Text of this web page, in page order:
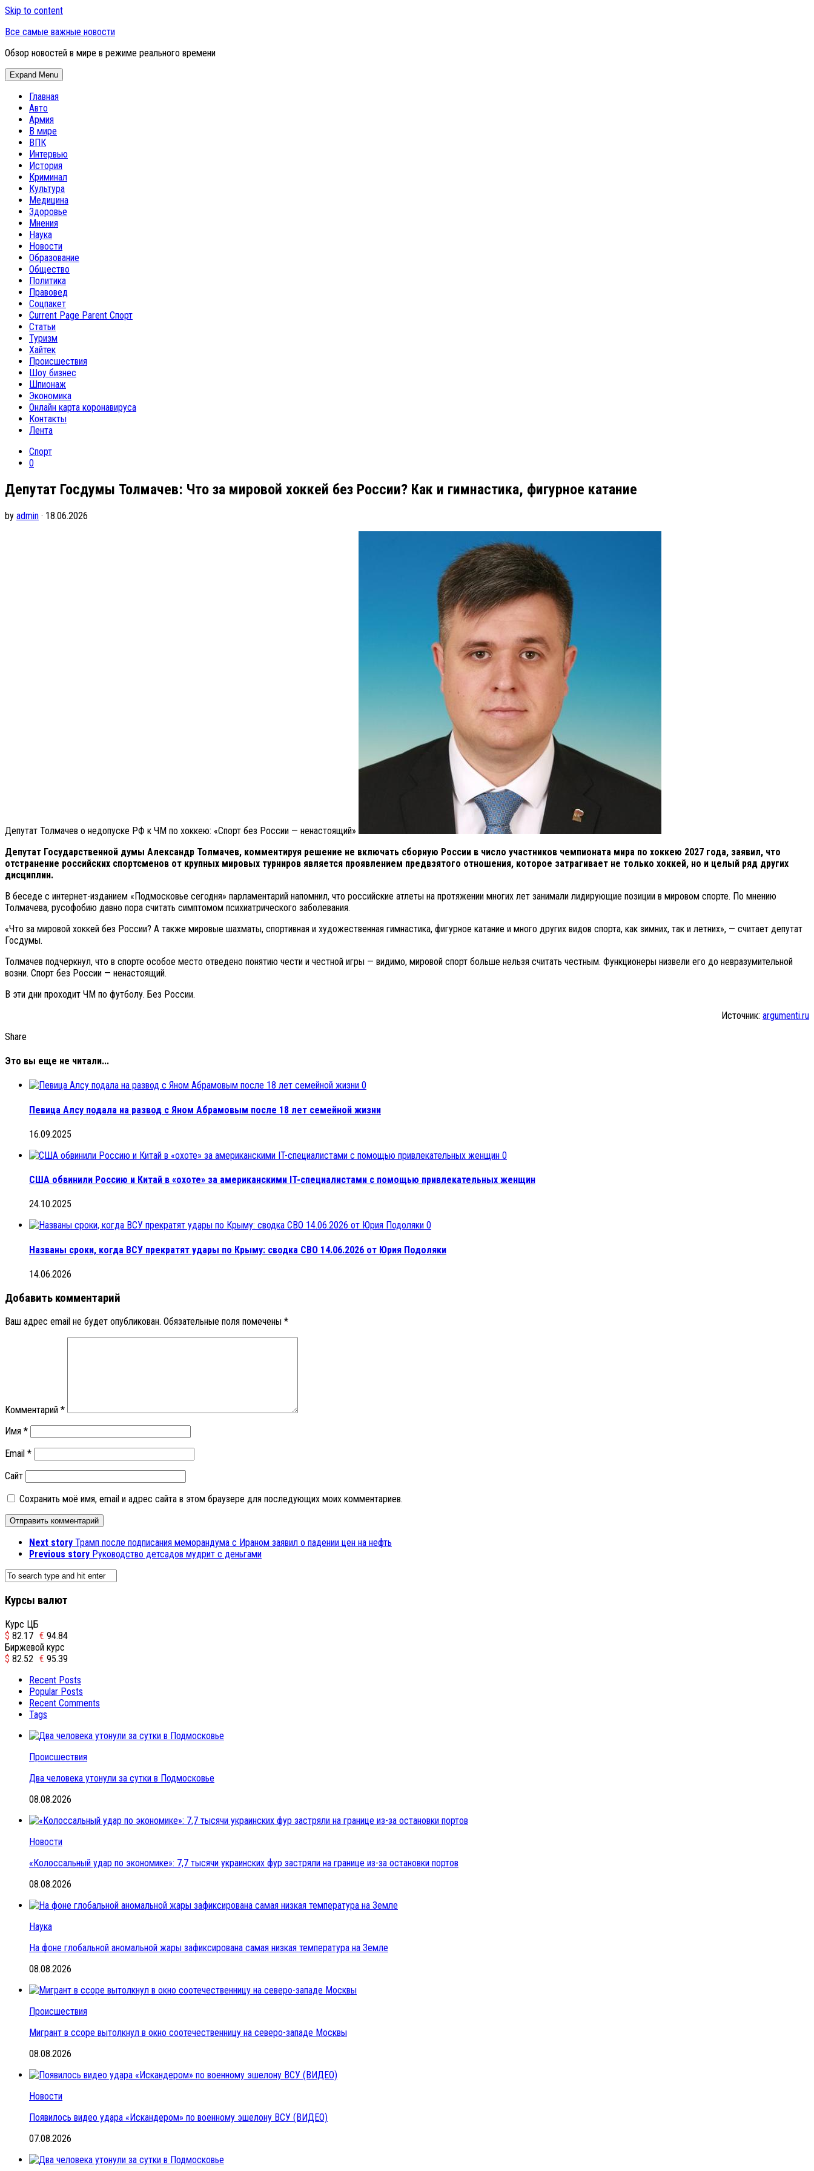
Skip to content
Все самые важные новости
Обзор новостей в мире в режиме реального времени
Expand Menu
Главная
Авто
Армия
В мире
ВПК
Интервью
История
Криминал
Культура
Медицина
Здоровье
Мнения
Наука
Новости
Образование
Общество
Политика
Правовед
Соцпакет
Current Page Parent Спорт
Статьи
Туризм
Хайтек
Происшествия
Шоу бизнес
Шпионаж
Экономика
Онлайн карта коронавируса
Контакты
Лента
Спорт
0
Депутат Госдумы Толмачев: Что за мировой хоккей без России? Как и гимнастика, фигурное катание
by admin · 18.06.2026
Депутат Толмачев о недопуске РФ к ЧМ по хоккею: «Спорт без России — ненастоящий»
Депутат Государственной думы Александр Толмачев, комментируя решение не включать сборную России в число участников чемпионата мира по хоккею 2027 года, заявил, что
отстранение российских спортсменов от крупных мировых турниров является проявлением предвзятого отношения, которое затрагивает не только хоккей, но и целый ряд других
дисциплин.
В беседе с интернет-изданием «Подмосковье сегодня» парламентарий напомнил, что российские атлеты на протяжении многих лет занимали лидирующие позиции в мировом спорте. По мнению
Толмачева, русофобию давно пора считать симптомом психиатрического заболевания.
«Что за мировой хоккей без России? А также мировые шахматы, спортивная и художественная гимнастика, фигурное катание и много других видов спорта, как зимних, так и летних», — считает депутат
Госдумы.
Толмачев подчеркнул, что в спорте особое место отведено понятию чести и честной игры — видимо, мировой спорт больше нельзя считать честным. Функционеры низвели его до невразумительной
возни. Спорт без России — ненастоящий.
В эти дни проходит ЧМ по футболу. Без России.
Источник: argumenti.ru
Share
Это вы еще не читали...
0
Певица Алсу подала на развод с Яном Абрамовым после 18 лет семейной жизни
16.09.2025
0
США обвинили Россию и Китай в «охоте» за американскими IT-специалистами с помощью привлекательных женщин
24.10.2025
0
Названы сроки, когда ВСУ прекратят удары по Крыму: сводка СВО 14.06.2026 от Юрия Подоляки
14.06.2026
Добавить комментарий
Ваш адрес email не будет опубликован. Обязательные поля помечены *
Комментарий *
Имя *
Email *
Сайт
Сохранить моё имя, email и адрес сайта в этом браузере для последующих моих комментариев.
Next story Трамп после подписания меморандума с Ираном заявил о падении цен на нефть
Previous story Руководство детсадов мудрит с деньгами
Курсы валют
Курс ЦБ
$ 82.17 € 94.84
Биржевой курс
$ 82.52 € 95.39
Recent Posts
Popular Posts
Recent Comments
Tags
Происшествия
Два человека утонули за сутки в Подмосковье
08.08.2026
Новости
«Колоссальный удар по экономике»: 7,7 тысячи украинских фур застряли на границе из-за остановки портов
08.08.2026
Наука
На фоне глобальной аномальной жары зафиксирована самая низкая температура на Земле
08.08.2026
Происшествия
Мигрант в ссоре вытолкнул в окно соотечественницу на северо-западе Москвы
08.08.2026
Новости
Появилось видео удара «Искандером» по военному эшелону ВСУ (ВИДЕО)
07.08.2026